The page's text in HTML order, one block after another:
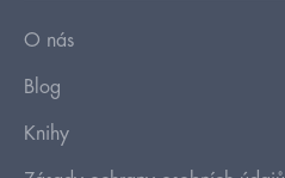
O nás
Blog
Knihy